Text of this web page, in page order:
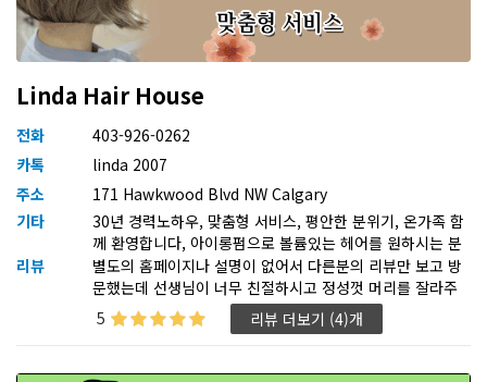
Linda Hair House
전화
403-926-0262
카톡
linda 2007
주소
171 Hawkwood Blvd NW Calgary
기타
30년 경력노하우, 맞춤형 서비스, 평안한 분위기, 온가족 함
께 환영합니다, 아이롱펌으로 볼륨있는 헤어를 원하시는 분
환영
리뷰
별도의 홈페이지나 설명이 없어서 다른분의 리뷰만 보고 방
문했는데 선생님이 너무 친절하시고 정성껏 머리를 잘라주
셔서 완전 좋았습니다. 가격도 저렴하구 머리도 너무 맘에 들
어서 저희 아들도 데리고 가려고 합니다. 긴머리를 단발로 커
5 리뷰 더보기 (4)개